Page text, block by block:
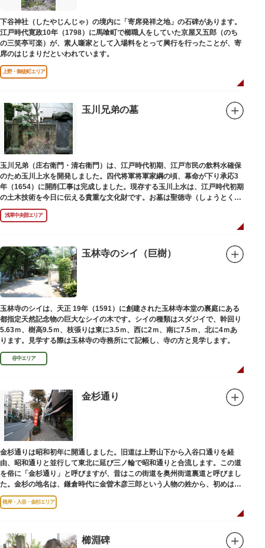
下谷神社（したやじんじゃ）の境内に「寄席発祥之地」の石碑があります。
江戸時代寛政10年（1798）に馬喰町で櫛職人をしていた京屋又五郎（のち
の三笑亭可楽）が、素人噺家として入場料をとって興行を行ったことが、寄
席のはじまりだといわれています。
上野・御徒町エリア
玉川兄弟の墓
玉川兄弟（庄右衛門・清右衛門）は、江戸時代初期、江戸市民の飲料水確保
のため玉川上水を開発しました。四代将軍将軍家綱の頃、幕命が下り承応3
年（1654）に開削工事は完成しました。現存する玉川上水は、江戸時代初期
の土木技術を今日に伝える貴重な文化財です。お墓は聖徳寺（しょうとく
じ）にあります。
浅草中央部エリア
玉林寺のシイ（巨樹）
玉林寺のシイは、天正 19年（1591）に創建された玉林寺本堂の裏庭にある
都指定天然記念物の巨大なシイの木です。シイの種類はスダジイで、幹回り
5.63ｍ、樹高9.5ｍ、枝張りは東に3.5ｍ、西に2ｍ、南に7.5ｍ、北に4ｍあ
ります。見学する際は玉林寺の寺務所にて記帳し、寺の方と見学します。
谷中エリア
金杉通り
金杉通りは昭和初年に開通しました。旧道は上野山下から入谷口通りを経
由、昭和通りと並行して東北に延び三ノ輪で昭和通りと合流します。この道
を俗に「金杉通り」と呼びますが、昔はこの街道を奥州街道裏道と呼びまし
た。金杉の地名は、鎌倉時代に金曽木彦三郎という人物の姓から、初めは金
曽木、それが金杉に変わったものとされています。
根岸・入谷・金杉エリア
櫛淵碑